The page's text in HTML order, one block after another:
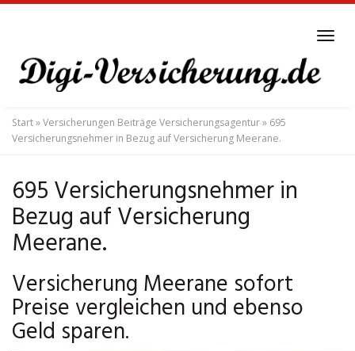
main
content
Start»Versicherungen Beiträge Versicherungsagentur» 695
Versicherungsnehmer in Bezug auf Versicherung Meerane.
695 Versicherungsnehmer in
Bezug auf Versicherung
Meerane.
Versicherung Meerane sofort
Preise vergleichen und ebenso
Geld sparen.